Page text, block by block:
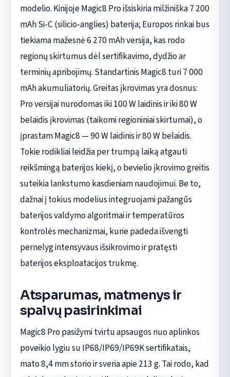
modelio. Kinijoje Magic8 Pro išsiskiria milžiniška 7 200
mAh Si‑C (silicio‑anglies) baterija; Europos rinkai bus
tiekiama mažesnė 6 270 mAh versija, kas rodo
regionų skirtumus dėl sertifikavimo, dydžio ar
terminių apribojimų. Standartinis Magic8 turi 7 000
mAh akumuliatorių. Greitas įkrovimas yra dosnus:
Pro versijai nurodomas iki 100 W laidinis ir iki 80 W
belaidis įkrovimas (taikomi regioniniai skirtumai), o
įprastam Magic8 — 90 W laidinis ir 80 W belaidis.
Tokie rodikliai leidžia per trumpą laiką atgauti
reikšmingą baterijos kiekį, o bevielio įkrovimo greitis
suteikia lankstumo kasdieniam naudojimui. Be to,
dažnai į tokius modelius integruojami pažangūs
baterijos valdymo algoritmai ir temperatūros
kontrolės mechanizmai, kurie padeda išvengti
pernelyg intensyvaus išsikrovimo ir pratęsti
baterijos eksploatacijos trukmę.
Atsparumas, matmenys ir
spalvų pasirinkimai
Magic8 Pro pasižymi tvirtu apsaugos nuo aplinkos
poveikio lygiu su IP68/IP69/IP69K sertifikatais,
mato 8,4 mm storio ir sveria apie 213 g. Tai rodo, kad